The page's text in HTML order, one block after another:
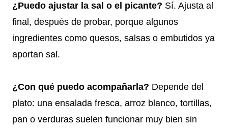
¿Puedo ajustar la sal o el picante? Sí. Ajusta al
final, después de probar, porque algunos
ingredientes como quesos, salsas o embutidos ya
aportan sal.
¿Con qué puedo acompañarla? Depende del
plato: una ensalada fresca, arroz blanco, tortillas,
pan o verduras suelen funcionar muy bien sin